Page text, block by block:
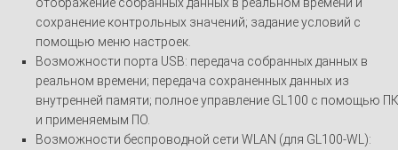
сохранение контрольных значений; задание условий с
помощью меню настроек.
Возможности порта USB: передача собранных данных в
реальном времени; передача сохраненных данных из
внутренней памяти; полное управление GL100 с помощью ПК
и применяемым ПО.
Возможности беспроводной сети WLAN (для GL100-WL):